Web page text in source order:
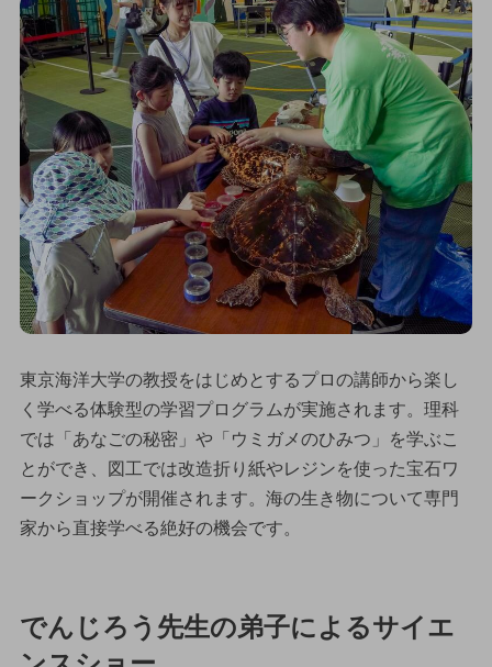
東京海洋大学の教授をはじめとするプロの講師から楽し
く学べる体験型の学習プログラムが実施されます。理科
では「あなごの秘密」や「ウミガメのひみつ」を学ぶこ
とができ、図工では改造折り紙やレジンを使った宝石ワ
ークショップが開催されます。海の生き物について専門
家から直接学べる絶好の機会です。
でんじろう先生の弟子によるサイエ